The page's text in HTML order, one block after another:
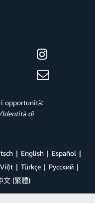
opportunità:
di
English
Español
Türkçe
Ρусский
文 (繁體)